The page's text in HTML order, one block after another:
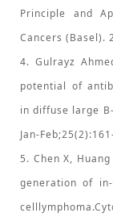
Principle and
Cancers (Basel).
4. Gulrayz
potential of
in diffuse large
Jan-
5. Chen X,
generation of